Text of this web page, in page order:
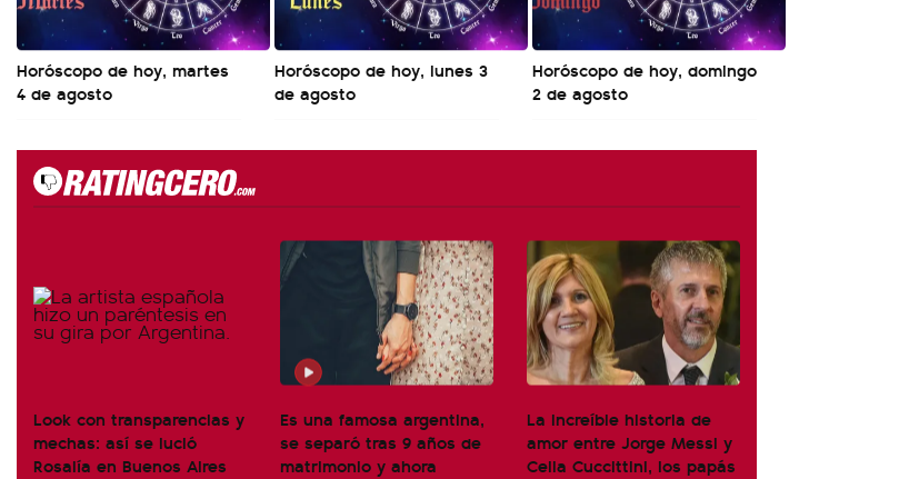
Horóscopo de hoy, martes
4 de agosto
Horóscopo de hoy, lunes 3
de agosto
Horóscopo de hoy, domingo
2 de agosto
Look con transparencias y
mechas: así se lució
Rosalía en Buenos Aires
Es una famosa argentina,
se separó tras 9 años de
matrimonio y ahora
La increíble historia de
amor entre Jorge Messi y
Celia Cuccittini, los papás